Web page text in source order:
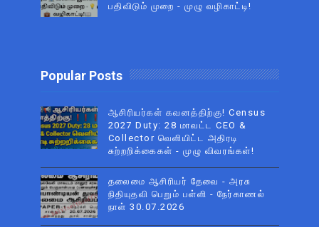
பதிவிடும் முறை - முழு வழிகாட்டி!
Popular Posts
ஆசிரியர்கள் கவனத்திற்கு! Census
2027 Duty: 28 மாவட்ட CEO &
Collector வெளியிட்ட அதிரடி
சுற்றறிக்கைகள் - முழு விவரங்கள்!
தலைமை ஆசிரியர் தேவை - அரசு
நிதியுதவி பெறும் பள்ளி - நேர்காணல்
நாள் 30.07.2026